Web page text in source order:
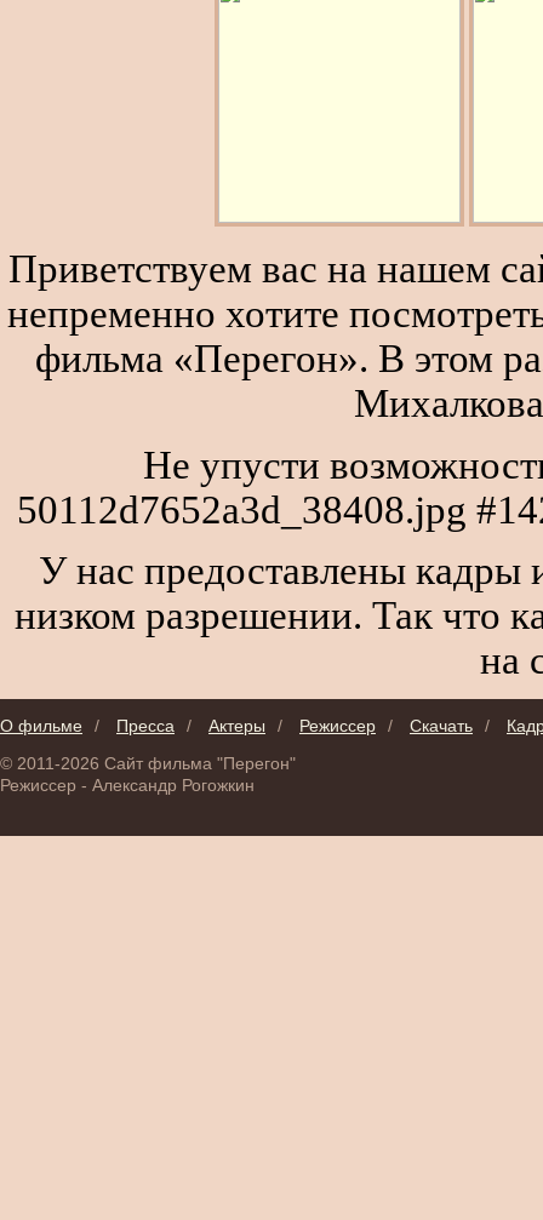
Приветствуем вас на нашем
непременно хотите
фильма «Перегон». В этом
Не упусти
50112d7652a3d_38408.jpg
У нас предоставлены кадры
низком разрешении. Так что
на
О фильме / Пресса / Актеры / Режиссер / Скачать /
© 2011-2026 Сайт фильма "Перегон"
Режиссер - Александр Рогожкин